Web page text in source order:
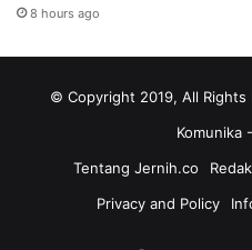
8 hours ago
© Copyright 2019, All
Komunika
Tentang Jernih.co
Privacy and Policy